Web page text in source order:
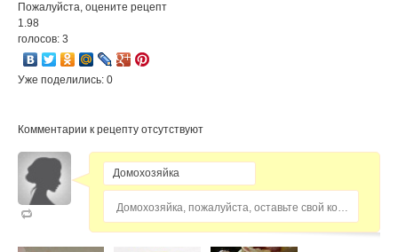
Пожалуйста, оцените рецепт
1.98
голосов: 3
Уже поделились: 0
Комментарии к рецепту отсутствуют